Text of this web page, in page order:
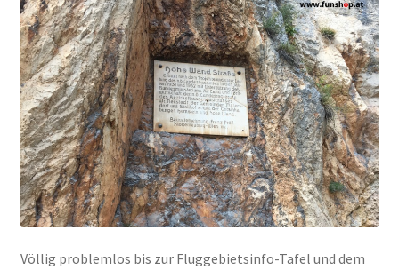
Völlig problemlos bis zur Fluggebietsinfo-Tafel und dem